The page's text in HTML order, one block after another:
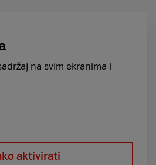
na svim ekranima i
aktivirati